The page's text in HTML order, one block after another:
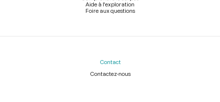
Aide à l'exploration
Foire aux questions
Contact
Contactez-nous